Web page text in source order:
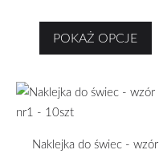
POKAŻ OPCJE
Naklejka do świec - wzór